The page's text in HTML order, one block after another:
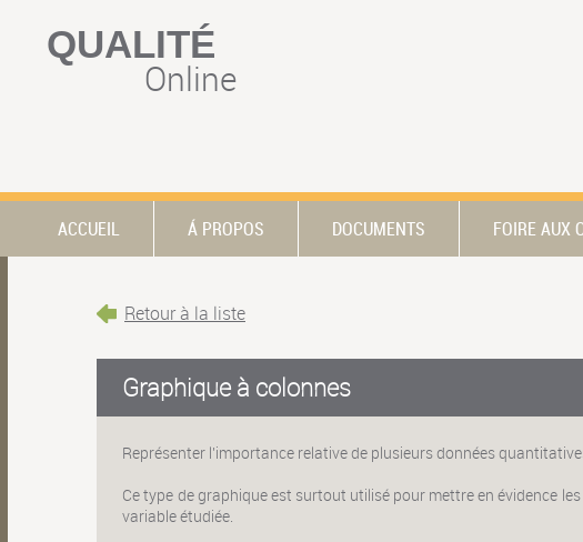
QUALITÉ
Online
ACCUEIL Á PROPOS DOCUMENTS FOIRE AUX
Retour à la liste
Graphique à colonnes
Représenter l'importance relative de plusieurs données
Ce type de graphique est surtout utilisé pour mettre en évidence
variable étudiée.